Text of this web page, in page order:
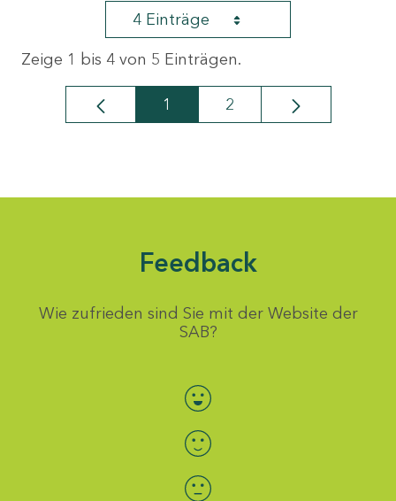
4 Einträge
Zeige 1 bis 4 von 5 Einträgen.
Seite
1 Seite
2
Feedback
Wie zufrieden sind Sie mit der Website der
SAB?
Bewertung auswählen